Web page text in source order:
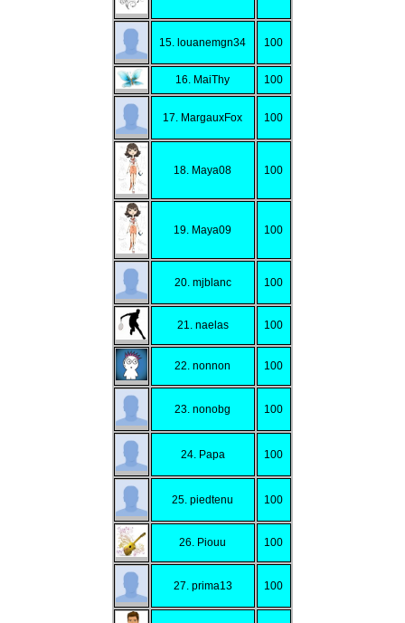
15. louanemgn34 100
16. MaiThy 100
17. MargauxFox 100
18. Maya08 100
19. Maya09 100
20. mjblanc 100
21. naelas 100
22. nonnon 100
23. nonobg 100
24. Papa 100
25. piedtenu 100
26. Piouu 100
27. prima13 100